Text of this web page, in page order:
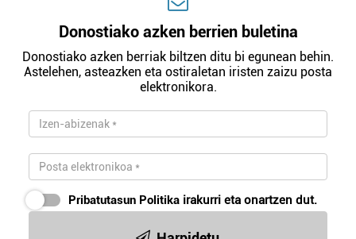
Donostiako azken berrien buletina
Donostiako azken berriak biltzen ditu bi egunean behin.
Astelehen, asteazken eta ostiraletan iristen zaizu posta
elektronikora.
Pribatutasun Politika irakurri eta onartzen dut.